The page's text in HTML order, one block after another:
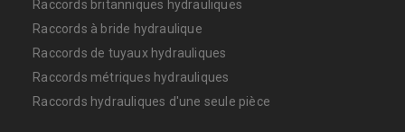
Raccords britanniques hydrauliques
Raccords à bride hydraulique
Raccords de tuyaux hydrauliques
Raccords métriques hydrauliques
Raccords hydrauliques d'une seule pièce